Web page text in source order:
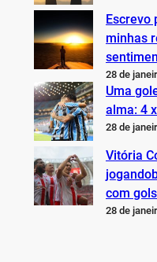
Escrevo
minhas
28 de
Uma
alma: 4
28 de
Vitória
com
28 de